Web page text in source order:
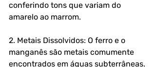
conferindo tons que variam do
amarelo ao marrom.
2. Metais Dissolvidos: O ferro e o
manganês são metais comumente
encontrados em águas subterrâneas.